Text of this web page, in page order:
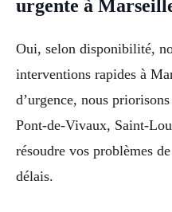
urgente à
Oui, selon disponibilité,
interventions rapides à
d’urgence, nous
Pont-de-Vivaux, Saint-
résoudre vos problèmes
délais.